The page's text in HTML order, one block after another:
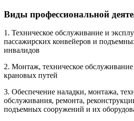
Виды профессиональной
1. Техническое обслуживание и
пассажирских конвейеров и
инвалидов
2. Монтаж, техническое
крановых путей
3. Обеспечение наладки, монтажа,
обслуживания, ремонта,
подъемных сооружений и их